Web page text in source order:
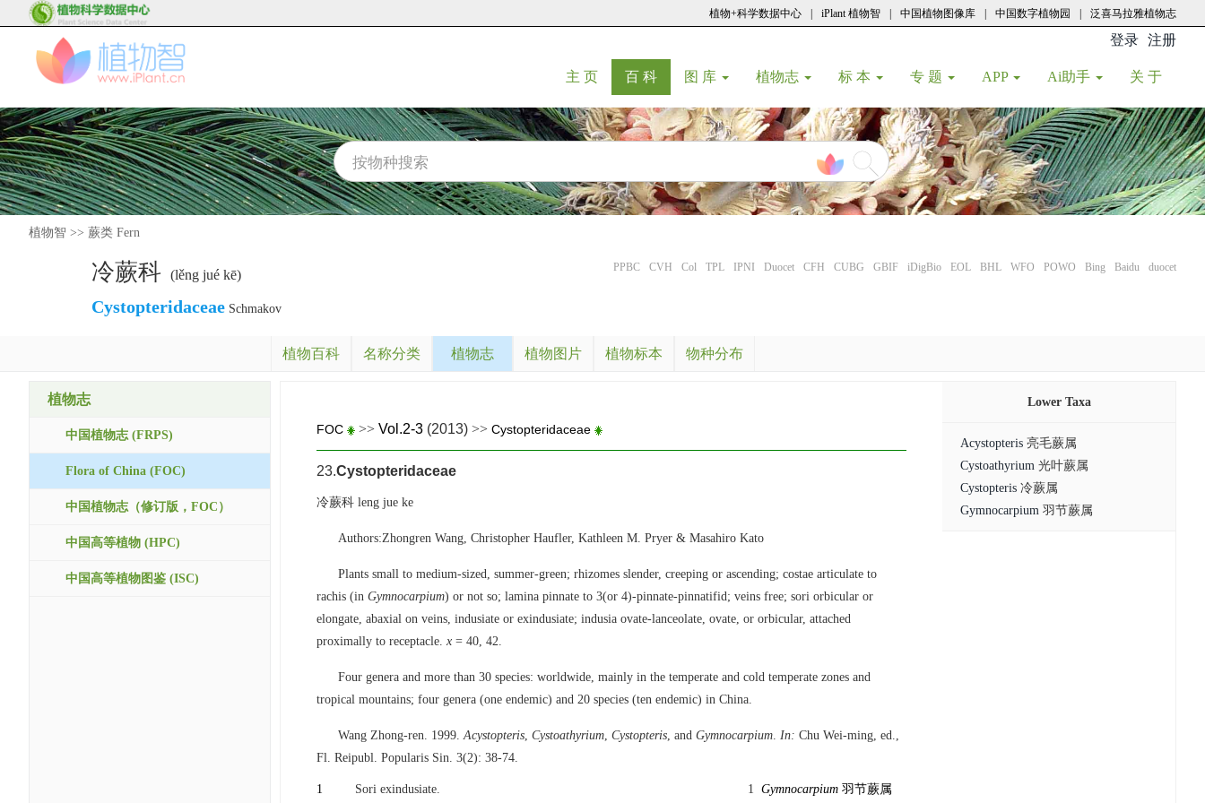
植物+科学数据中心 iPlant 植物智 中国植物图像库 中国数字植物园 泛喜马拉雅植物志
登录 注册
主 页(current)
百 科(current)
图 库 植物志 标 本 专 题 APP Ai助手 关 于
植物智 >> 蕨类 Fern
冷蕨科 (lěng jué kē) PPBC CVH Col TPL IPNI Duocet CFH CUBG GBIF iDigBio EOL BHL WFO POWO Bing Baidu duocet
Cystopteridaceae Schmakov
植物百科 名称分类 植物志 植物图片 植物标本 物种分布
植物志
中国植物志 (FRPS)
Flora of China (FOC)
中国植物志（修订版，FOC）
中国高等植物 (HPC)
中国高等植物图鉴 (ISC)
FOC >> Vol.2-3 (2013) >> Cystopteridaceae
23.Cystopteridaceae
冷蕨科 leng jue ke
Authors:Zhongren Wang, Christopher Haufler, Kathleen M. Pryer & Masahiro Kato
Plants small to medium-sized, summer-green; rhizomes slender, creeping or ascending; costae articulate to
rachis (in Gymnocarpium) or not so; lamina pinnate to 3(or 4)-pinnate-pinnatifid; veins free; sori orbicular or
elongate, abaxial on veins, indusiate or exindusiate; indusia ovate-lanceolate, ovate, or orbicular, attached
proximally to receptacle. x = 40, 42.
Four genera and more than 30 species: worldwide, mainly in the temperate and cold temperate zones and
tropical mountains; four genera (one endemic) and 20 species (ten endemic) in China.
Wang Zhong-ren. 1999.Acystopteris, Cystoathyrium, Cystopteris, and Gymnocarpium. In: Chu Wei-ming, ed.,
Fl. Reipubl. Popularis Sin. 3(2): 38-74.
1 Sori exindusiate. 1 Gymnocarpium 羽节蕨属
Lower Taxa
Acystopteris 亮毛蕨属
Cystoathyrium 光叶蕨属
Cystopteris 冷蕨属
Gymnocarpium 羽节蕨属